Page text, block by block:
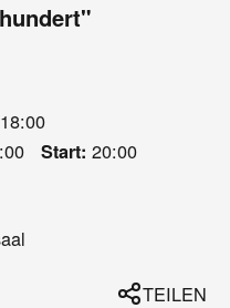
18:00
Start: 20:00
TEILEN